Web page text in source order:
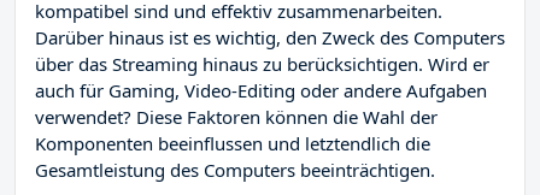
kompatibel sind und effektiv zusammenarbeiten.
Darüber hinaus ist es wichtig, den Zweck des Computers
über das Streaming hinaus zu berücksichtigen. Wird er
auch für Gaming, Video-Editing oder andere Aufgaben
verwendet? Diese Faktoren können die Wahl der
Komponenten beeinflussen und letztendlich die
Gesamtleistung des Computers beeinträchtigen.